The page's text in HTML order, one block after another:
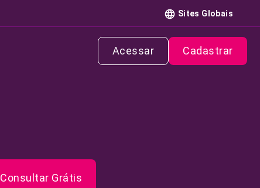
Sites Globais
Acessar Cadastrar
Consultar Grátis